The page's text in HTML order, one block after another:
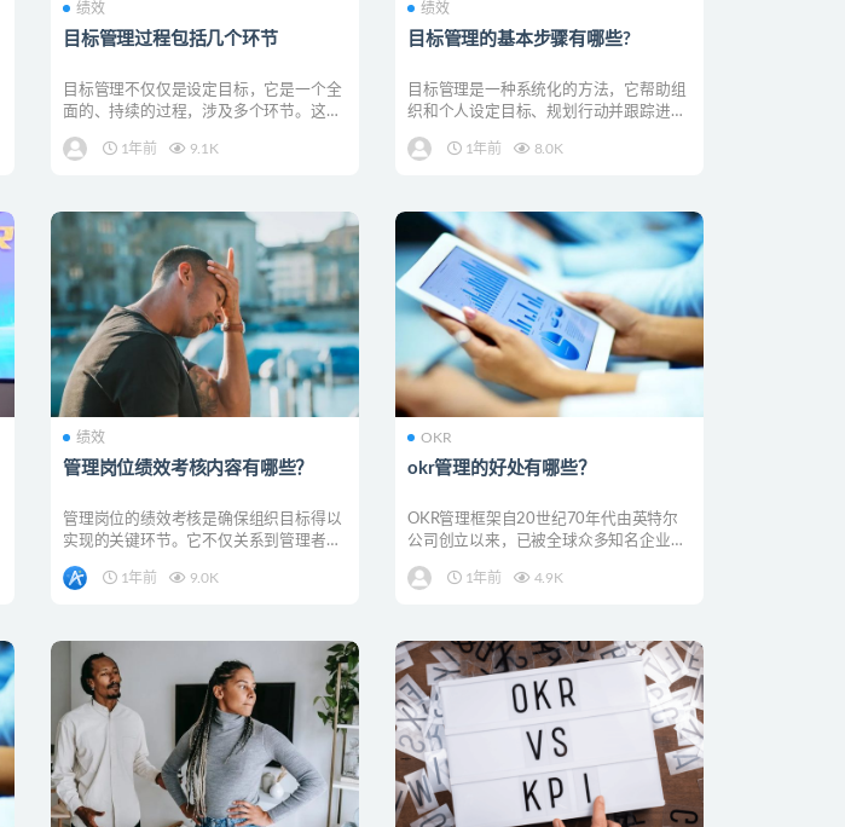
绩效
目标管理过程包括几个环节
目标管理不仅仅是设定目标，它是一个全
面的、持续的过程，涉及多个环节。这些
1年前
9.1K
绩效
目标管理的基本步骤有哪些?
目标管理是一种系统化的方法，它帮助组
织和个人设定目标、规划行动并跟踪进
1年前
8.0K
绩效
管理岗位绩效考核内容有哪些？
管理岗位的绩效考核是确保组织目标得以
实现的关键环节。它不仅关系到管理者个
1年前
9.0K
OKR
okr管理的好处有哪些？
OKR管理框架自20世纪70年代由英特尔
公司创立以来，已被全球众多知名企业采
1年前
4.9K